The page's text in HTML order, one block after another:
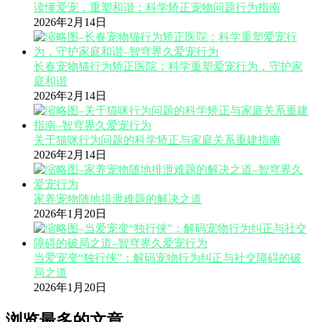
读懂爱宠，重塑和谐：科学矫正宠物问题行为指南
2026年2月14日
长春宠物猫行为矫正医院：科学重塑爱宠行为，守护家
庭和谐
2026年2月14日
关于猫咪行为问题的科学矫正与家庭关系重建指南
2026年2月14日
家养宠物随地排泄难题的解决之道
2026年1月20日
当爱宠变“独行侠”：解码宠物行为纠正与社交障碍的破
局之道
2026年1月20日